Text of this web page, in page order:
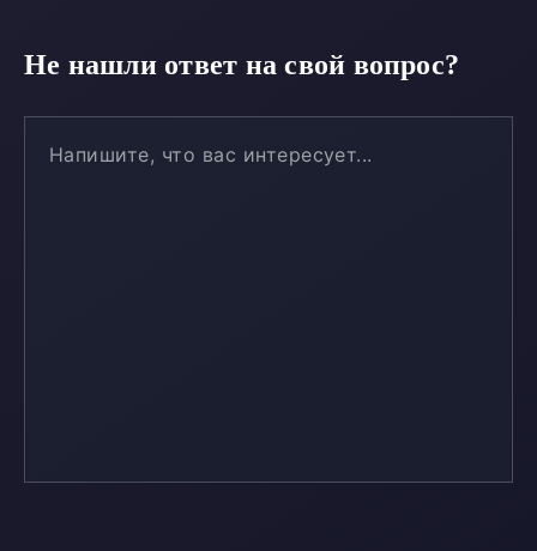
Не нашли ответ на свой вопрос?